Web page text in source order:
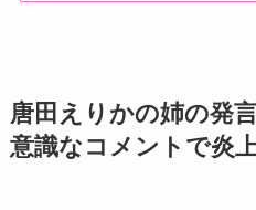
唐田えりかの姉の発
意識なコメントで炎上